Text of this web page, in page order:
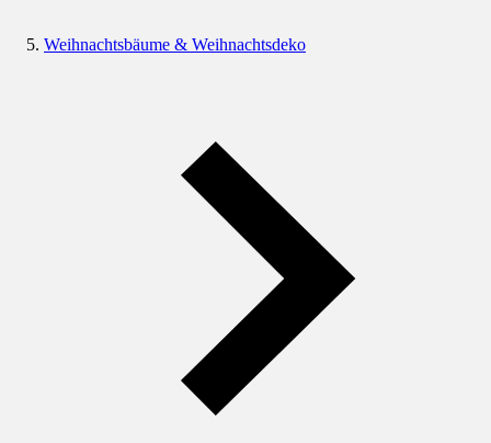
Weihnachtsbäume & Weihnachtsdeko